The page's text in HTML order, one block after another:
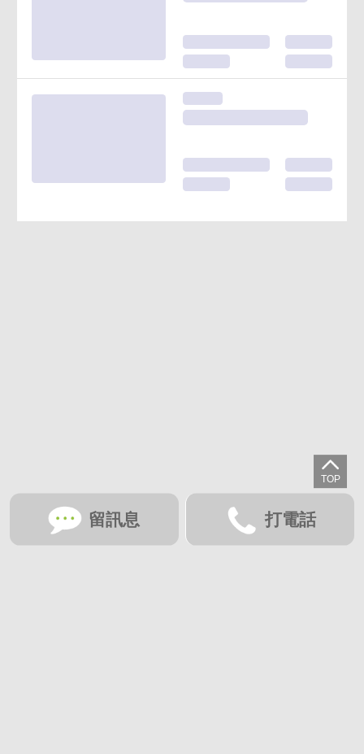
留訊息 打電話